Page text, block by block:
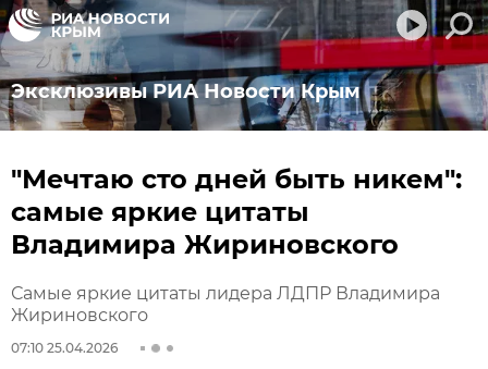
Эксклюзивы РИА Новости Крым
"Мечтаю сто дней быть никем":
самые яркие цитаты
Владимира Жириновского
Самые яркие цитаты лидера ЛДПР Владимира
Жириновского
07:10 25.04.2026